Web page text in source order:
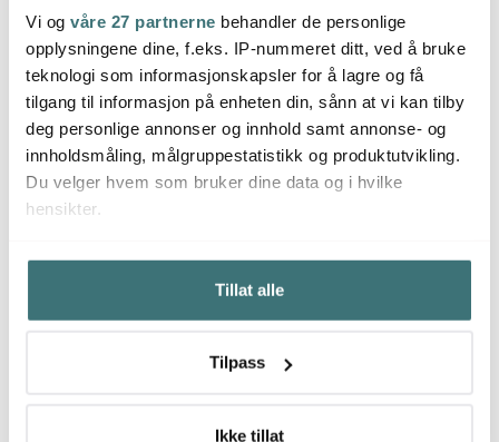
Vi og våre 27 partnerne behandler de personlige
opplysningene dine, f.eks. IP-nummeret ditt, ved å bruke
teknologi som informasjonskapsler for å lagre og få
tilgang til informasjon på enheten din, sånn at vi kan tilby
deg personlige annonser og innhold samt annonse- og
innholdsmåling, målgruppestatistikk og produktutvikling.
Du velger hvem som bruker dine data og i hvilke
hensikter.
Hvis du gir oss lov, vil vi også gjerne:
Innhente informasjon om den geografiske
beliggenheten din, som kan være nøyaktig innenfor
Identifisere enheten din ved å aktivt skanne den for
kan du lese om hvordan dine personlige
Tillat alle
Tilpass
Ikke tillat
Hardanger Bestikk
Ramona kakesett 7
deler
689 kr 999 kr
På lager
Hardanger Bestikk
Ramona teskje 12,75 cm
119 kr 159 kr
På lager
deler
Du kanskje også liker